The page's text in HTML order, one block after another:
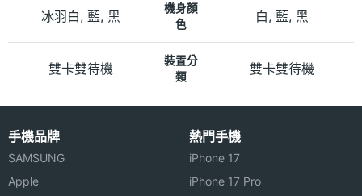
冰羽白, 藍, 黑
機身顏
色
白, 藍, 黑
雙卡雙待機
裝置分
類
雙卡雙待機
手機品牌
SAMSUNG
Apple
熱門手機
iPhone 17
iPhone 17 Pro